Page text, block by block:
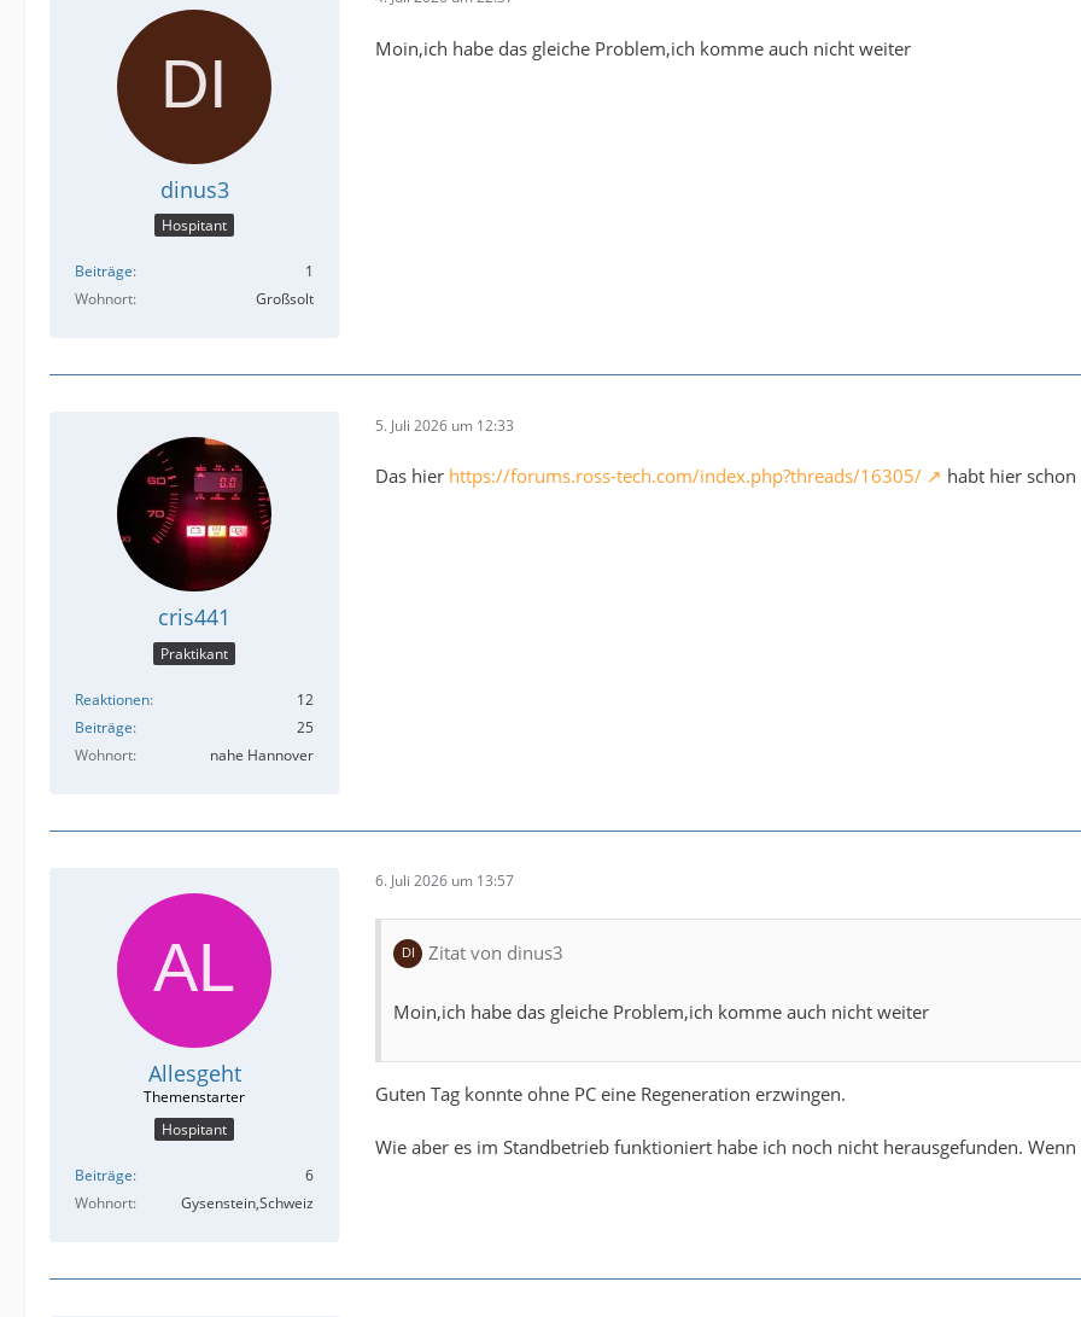
dinus3
Hospitant
Beiträge
1
Wohnort
Großsolt
Moin,ich habe das gleiche Problem,ich komme auch nicht weiter
cris441
Praktikant
Reaktionen
12
Beiträge
25
Wohnort
nahe Hannover
5. Juli 2026 um 12:33
Das hier https://forums.ross-tech.com/index.php?threads/16305/ habt hier
Allesgeht
Hospitant
Beiträge
6
Wohnort
Gysenstein,Schweiz
6. Juli 2026 um 13:57
Zitat von dinus3
Moin,ich habe das gleiche Problem,ich komme auch nicht weiter
Guten Tag konnte ohne PC eine Regeneration erzwingen.
Wie aber es im Standbetrieb funktioniert habe ich noch nicht herausgefunden.